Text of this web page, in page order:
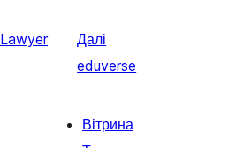
Lawyer
Далі
eduverse
Вітрина